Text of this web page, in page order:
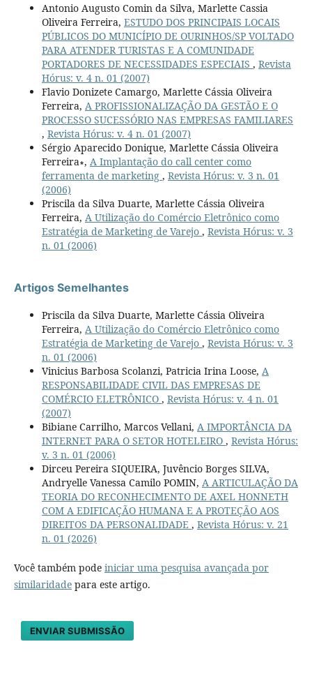
Antonio Augusto Comin da Silva, Marlette Cassia
Oliveira Ferreira, ESTUDO DOS PRINCIPAIS LOCAIS
PÚBLICOS DO MUNICÍPIO DE OURINHOS/SP VOLTADO
PARA ATENDER TURISTAS E A COMUNIDADE
PORTADORES DE NECESSIDADES ESPECIAIS , Revista
Hórus: v. 4 n. 01 (2007)
Flavio Donizete Camargo, Marlette Cássia Oliveira
Ferreira, A PROFISSIONALIZAÇÃO DA GESTÃO E O
PROCESSO SUCESSÓRIO NAS EMPRESAS FAMILIARES
, Revista Hórus: v. 4 n. 01 (2007)
Sérgio Aparecido Donique, Marlette Cássia Oliveira
Ferreira∗, A Implantação do call center como
ferramenta de marketing , Revista Hórus: v. 3 n. 01
(2006)
Priscila da Silva Duarte, Marlette Cássia Oliveira
Ferreira, A Utilização do Comércio Eletrônico como
Estratégia de Marketing de Varejo , Revista Hórus: v. 3
n. 01 (2006)
Artigos Semelhantes
Priscila da Silva Duarte, Marlette Cássia Oliveira
Ferreira, A Utilização do Comércio Eletrônico como
Estratégia de Marketing de Varejo , Revista Hórus: v. 3
n. 01 (2006)
Vinicius Barbosa Scolanzi, Patricia Irina Loose, A
RESPONSABILIDADE CIVIL DAS EMPRESAS DE
COMÉRCIO ELETRÔNICO , Revista Hórus: v. 4 n. 01
(2007)
Bibiane Carrilho, Marcos Vellani, A IMPORTÂNCIA DA
INTERNET PARA O SETOR HOTELEIRO , Revista Hórus:
v. 3 n. 01 (2006)
Dirceu Pereira SIQUEIRA, Juvêncio Borges SILVA,
Andryelle Vanessa Camilo POMIN, A ARTICULAÇÃO DA
TEORIA DO RECONHECIMENTO DE AXEL HONNETH
COM A EDIFICAÇÃO HUMANA E A PROTEÇÃO AOS
DIREITOS DA PERSONALIDADE , Revista Hórus: v. 21
n. 01 (2026)
Você também pode iniciar uma pesquisa avançada por
similaridadepara este artigo.
ENVIAR SUBMISSÃO